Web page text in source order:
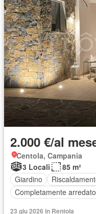
2.000 €/al
Centola, Campania
3 Locali
85 m²
Giardino
Completamente arredato
23 giu 2026 in Rentola